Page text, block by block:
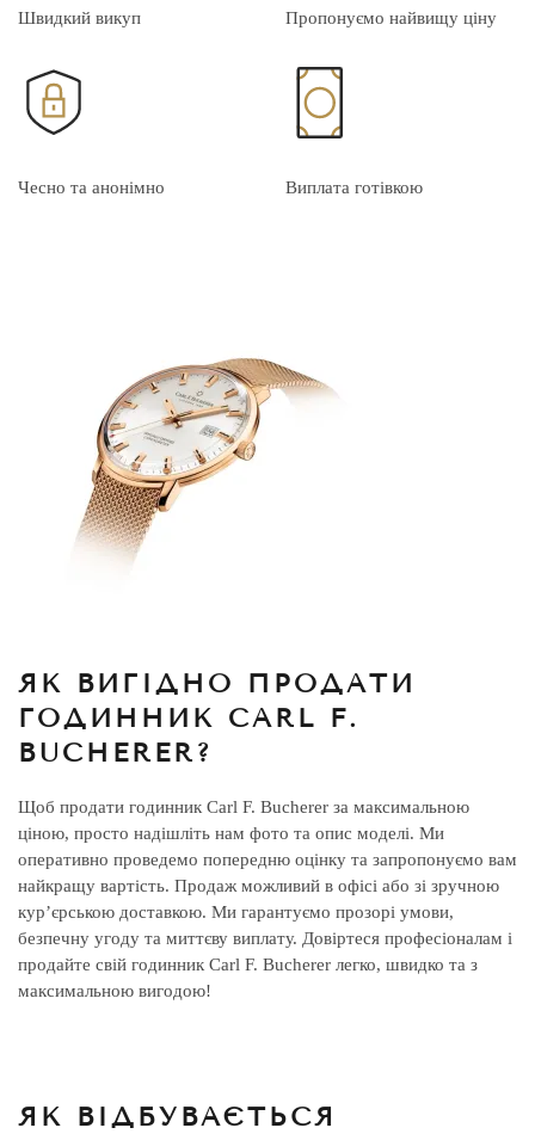
Швидкий викуп Пропонуємо найвищу ціну
Чесно та анонімно Виплата готівкою
ЯК ВИГІДНО ПРОДАТИ
ГОДИННИК CARL F.
BUCHERER?
Щоб продати годинник Carl F. Bucherer за максимальною
ціною, просто надішліть нам фото та опис моделі. Ми
оперативно проведемо попередню оцінку та запропонуємо вам
найкращу вартість. Продаж можливий в офісі або зі зручною
кур’єрською доставкою. Ми гарантуємо прозорі умови,
безпечну угоду та миттєву виплату. Довіртеся професіоналам і
продайте свій годинник Carl F. Bucherer легко, швидко та з
максимальною вигодою!
ЯК ВІДБУВАЄТЬСЯ